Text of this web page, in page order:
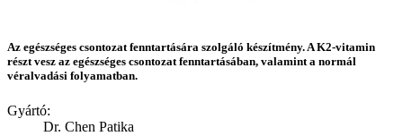
Az egészséges csontozat fenntartására szolgáló készítmény. A K2-vitamin
részt vesz az egészséges csontozat fenntartásában, valamint a normál
véralvadási folyamatban.
Gyártó:
Dr. Chen Patika